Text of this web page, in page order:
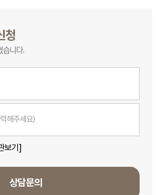
청
습니다.
보기]
상담문의